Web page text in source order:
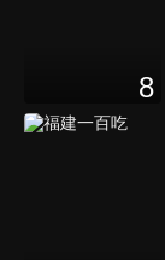
8